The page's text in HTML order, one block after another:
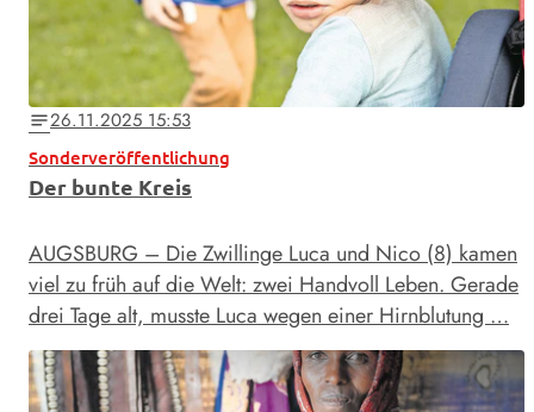
notes26.11.2025 15:53
Sonderveröffentlichung
Der bunte Kreis
AUGSBURG – Die Zwillinge Luca und Nico (8) kamen
viel zu früh auf die Welt: zwei Handvoll Leben. Gerade
drei Tage alt, musste Luca wegen einer Hirnblutung …